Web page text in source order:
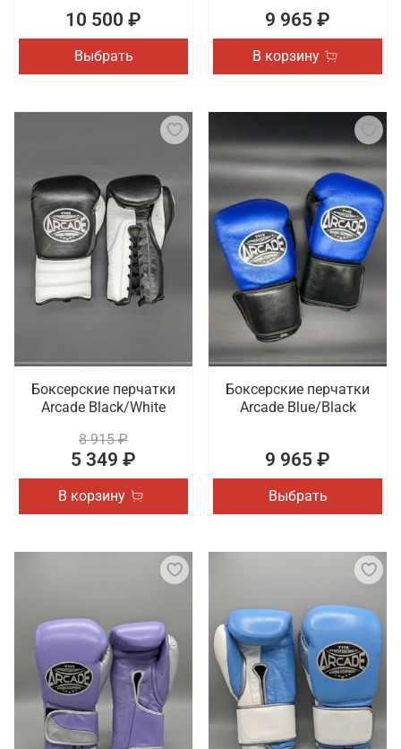
10 500 ₽
Выбрать
9 965 ₽
В корзину
Боксерские перчатки
Arcade Black/White
8 915 ₽
5 349 ₽
В корзину
Боксерские перчатки
Arcade Blue/Black
9 965 ₽
Выбрать